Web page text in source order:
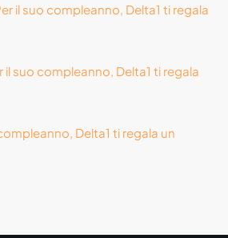
il suo compleanno, Delta1 ti regala
il suo compleanno, Delta1 ti regala
Delta1 ti regala un